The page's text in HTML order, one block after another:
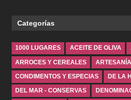
Categorías
1000 LUGARES ACEITE DE OLIVA
ARROCES Y CEREALES ARTESANÍA
CONDIMENTOS Y ESPECIAS DE LA
DEL MAR - CONSERVAS